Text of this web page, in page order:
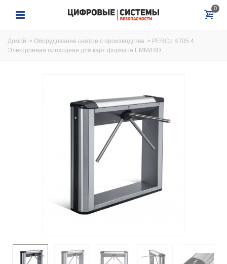
0
Домой > Оборудование снятое с производства > PERCo KT05.4
Электронная проходная для карт формата EMM/HID